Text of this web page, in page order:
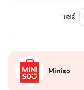
แชร์:
Miniso